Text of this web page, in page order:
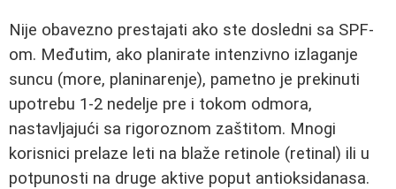
Nije obavezno prestajati ako ste dosledni sa SPF-
om. Međutim, ako planirate intenzivno izlaganje
suncu (more, planinarenje), pametno je prekinuti
upotrebu 1-2 nedelje pre i tokom odmora,
nastavljajući sa rigoroznom zaštitom. Mnogi
korisnici prelaze leti na blaže retinole (retinal) ili u
potpunosti na druge aktive poput antioksidanasa.